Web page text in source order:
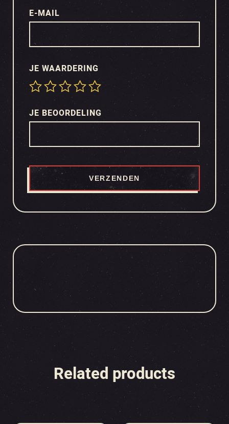
JE WAARDERING
JE BEOORDELING
E-MAIL
Related products